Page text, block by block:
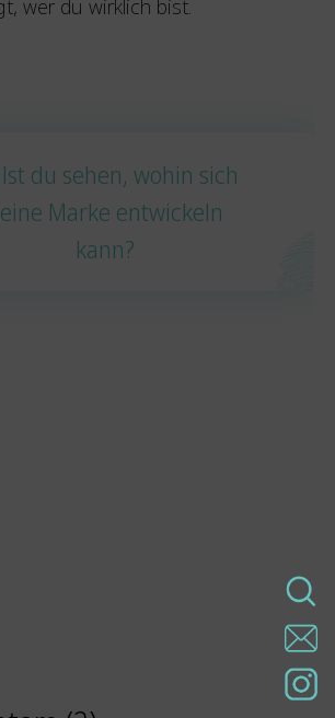
wer du wirklich bist.
du sehen, wohin sich
Marke entwickeln
kann?